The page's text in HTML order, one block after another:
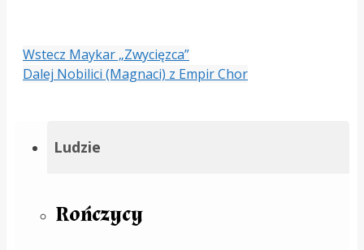
Ludzie
Rończycy
Wstecz Maykar „Zwycięzca”
Dalej Nobilici (Magnaci) z Empir Chor